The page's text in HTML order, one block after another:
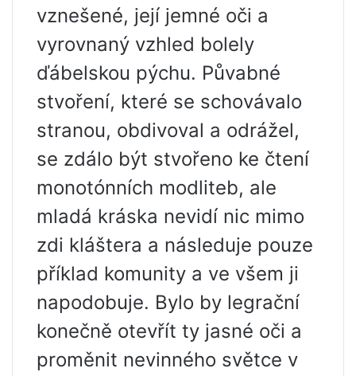
vznešené, její jemné oči a
vyrovnaný vzhled bolely
ďábelskou pýchu. Půvabné
stvoření, které se schovávalo
stranou, obdivoval a odrážel,
se zdálo být stvořeno ke čtení
monotónních modliteb, ale
mladá kráska nevidí nic mimo
zdi kláštera a následuje pouze
příklad komunity a ve všem ji
napodobuje. Bylo by legrační
konečně otevřít ty jasné oči a
proměnit nevinného světce v